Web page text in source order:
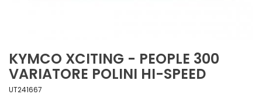
KYMCO XCITING - PEOPLE 300
VARIATORE POLINI HI-SPEED
UT241667